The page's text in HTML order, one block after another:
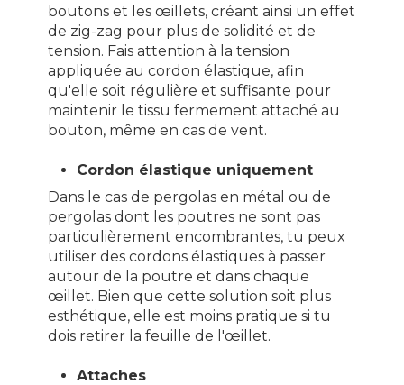
boutons et les œillets, créant ainsi un effet
de zig-zag pour plus de solidité et de
tension. Fais attention à la tension
appliquée au cordon élastique, afin
qu'elle soit régulière et suffisante pour
maintenir le tissu fermement attaché au
bouton, même en cas de vent.
Cordon élastique uniquement
Dans le cas de pergolas en métal ou de
pergolas dont les poutres ne sont pas
particulièrement encombrantes, tu peux
utiliser des cordons élastiques à passer
autour de la poutre et dans chaque
œillet. Bien que cette solution soit plus
esthétique, elle est moins pratique si tu
dois retirer la feuille de l'œillet.
Attaches